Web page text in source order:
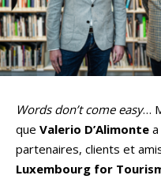
Words don’t come easy…
que Valerio D’Alimonte
partenaires, clients et
Luxembourg for